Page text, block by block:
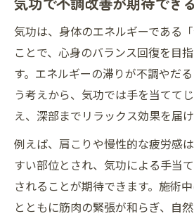
気功は、身体のエネルギーである
ことで、心身のバランス回復を目
す。エネルギーの滞りが不調やだ
う考えから、気功では手を当てて
え、深部までリラックス効果を届け
例えば、肩こりや慢性的な疲労感
すい部位とされ、気功による手当
されることが期待できます。施術
とともに筋肉の緊張が和らぎ、自